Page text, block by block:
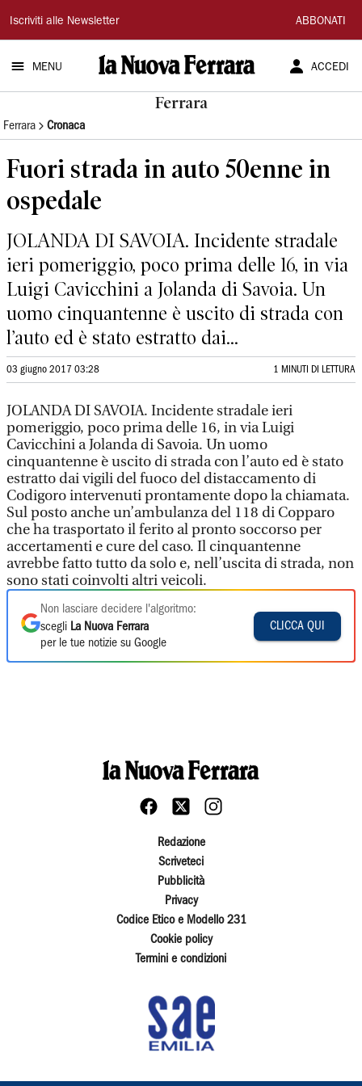
La
Nuova
Ferrara
Iscriviti alle Newsletter ABBONATI
MENU ACCEDI
Ferrara
Ferrara Cronaca
Fuori strada in auto 50enne in
ospedale
JOLANDA DI SAVOIA. Incidente stradale
ieri pomeriggio, poco prima delle 16, in via
Luigi Cavicchini a Jolanda di Savoia. Un
uomo cinquantenne è uscito di strada con
l’auto ed è stato estratto dai...
03 giugno 2017 03:28 1 MINUTI DI LETTURA
JOLANDA DI SAVOIA. Incidente stradale ieri
pomeriggio, poco prima delle 16, in via Luigi
Cavicchini a Jolanda di Savoia. Un uomo
cinquantenne è uscito di strada con l’auto ed è stato
estratto dai vigili del fuoco del distaccamento di
Codigoro intervenuti prontamente dopo la chiamata.
Sul posto anche un’ambulanza del 118 di Copparo
che ha trasportato il ferito al pronto soccorso per
accertamenti e cure del caso. Il cinquantenne
avrebbe fatto tutto da solo e, nell’uscita di strada, non
sono stati coinvolti altri veicoli.
Non lasciare decidere l'algoritmo:
scegli La Nuova Ferrara
per le tue notizie su Google
CLICCA QUI
Redazione
Scriveteci
Pubblicità
Privacy
Codice Etico e Modello 231
Cookie policy
Termini e condizioni